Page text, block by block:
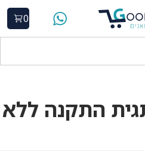
0
התקנה ללא